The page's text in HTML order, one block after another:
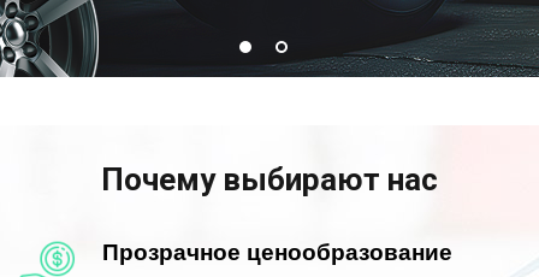
Почему выбирают нас
Прозрачное ценообразование